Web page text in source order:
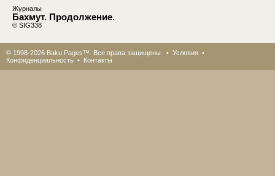
Журналы
Бахмут. Продолжение.
© SIG338
© 1998-2026 Baku Pages™. Все права защищены • Условия •
Конфиденциальность • Контакты